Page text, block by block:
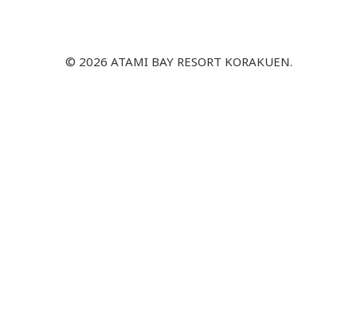
© 2026 ATAMI BAY RESORT KORAKUEN.